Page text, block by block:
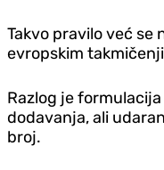
Takvo pravilo već se
evropskim
Razlog je
dodavanja, ali
broj.